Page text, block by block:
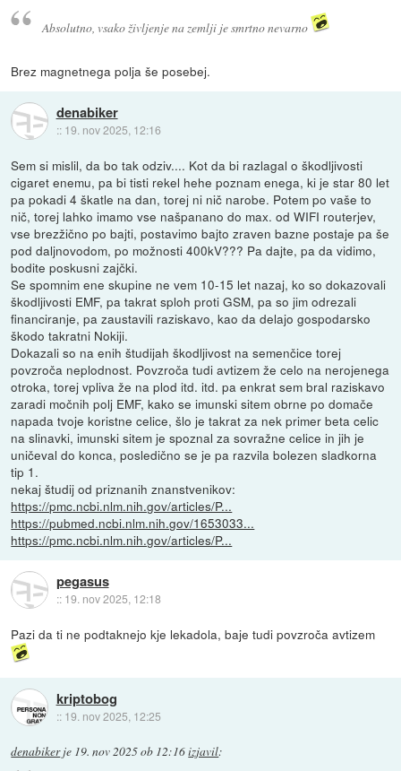
Absolutno, vsako življenje na zemlji je smrtno nevarno
Brez magnetnega polja še posebej.
denabiker
:: 19. nov 2025, 12:16
Sem si mislil, da bo tak odziv.... Kot da bi razlagal o škodljivosti
cigaret enemu, pa bi tisti rekel hehe poznam enega, ki je star 80 let
pa pokadi 4 škatle na dan, torej ni nič narobe. Potem po vaše to
nič, torej lahko imamo vse našpanano do max. od WIFI routerjev,
vse brezžično po bajti, postavimo bajto zraven bazne postaje pa še
pod daljnovodom, po možnosti 400kV??? Pa dajte, pa da vidimo,
bodite poskusni zajčki.
Se spomnim ene skupine ne vem 10-15 let nazaj, ko so dokazovali
škodljivosti EMF, pa takrat sploh proti GSM, pa so jim odrezali
financiranje, pa zaustavili raziskavo, kao da delajo gospodarsko
škodo takratni Nokiji.
Dokazali so na enih študijah škodljivost na semenčice torej
povzroča neplodnost. Povzroča tudi avtizem že celo na nerojenega
otroka, torej vpliva že na plod itd. itd. pa enkrat sem bral raziskavo
zaradi močnih polj EMF, kako se imunski sitem obrne po domače
napada tvoje koristne celice, šlo je takrat za nek primer beta celic
na slinavki, imunski sitem je spoznal za sovražne celice in jih je
uničeval do konca, posledično se je pa razvila bolezen sladkorna
tip 1.
nekaj študij od priznanih znanstvenikov:
https://pmc.ncbi.nlm.nih.gov/articles/P...
https://pubmed.ncbi.nlm.nih.gov/1653033...
https://pmc.ncbi.nlm.nih.gov/articles/P...
pegasus
:: 19. nov 2025, 12:18
Pazi da ti ne podtaknejo kje lekadola, baje tudi povzroča avtizem
kriptobog
:: 19. nov 2025, 12:25
denabikerje 19. nov 2025 ob 12:16izjavil: